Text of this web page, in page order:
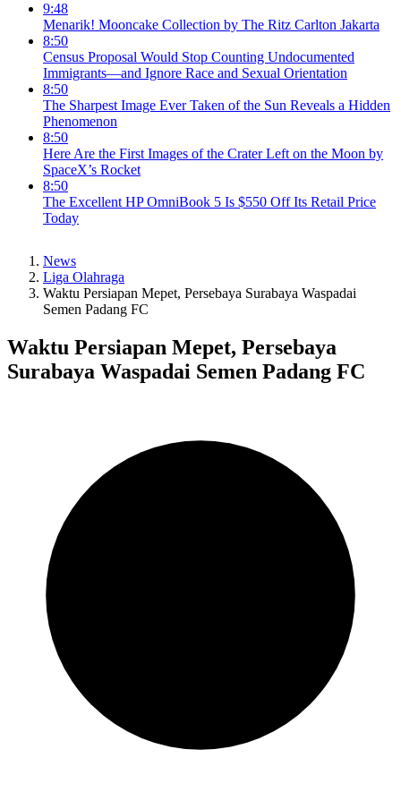
9:48
Menarik! Mooncake Collection by The Ritz Carlton Jakarta
8:50
Census Proposal Would Stop Counting Undocumented
Immigrants—and Ignore Race and Sexual Orientation
8:50
The Sharpest Image Ever Taken of the Sun Reveals a Hidden
Phenomenon
8:50
Here Are the First Images of the Crater Left on the Moon by
SpaceX’s Rocket
8:50
The Excellent HP OmniBook 5 Is $550 Off Its Retail Price
Today
News
Liga Olahraga
Waktu Persiapan Mepet, Persebaya Surabaya Waspadai
Semen Padang FC
Waktu Persiapan Mepet, Persebaya
Surabaya Waspadai Semen Padang FC